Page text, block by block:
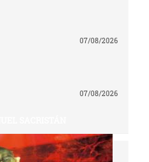
07/08/2026
07/08/2026